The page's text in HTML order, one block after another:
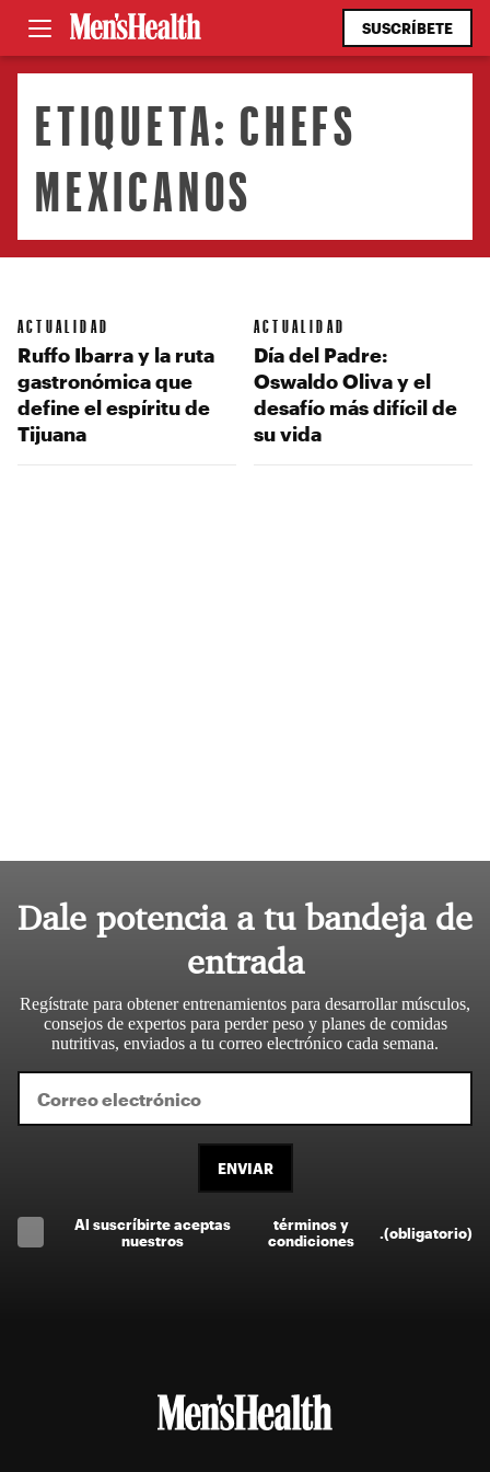
SUSCRÍBETE
ETIQUETA: CHEFS
MEXICANOS
ACTUALIDAD
Ruffo Ibarra y la ruta
gastronómica que
define el espíritu de
Tijuana
ACTUALIDAD
Día del Padre:
Oswaldo Oliva y el
desafío más difícil de
su vida
Dale potencia a tu bandeja de
entrada
Regístrate para obtener entrenamientos para desarrollar músculos,
consejos de expertos para perder peso y planes de comidas
nutritivas, enviados a tu correo electrónico cada semana.
ENVIAR
Al suscríbirte aceptas
nuestros
términos y
condiciones
(obligatorio)